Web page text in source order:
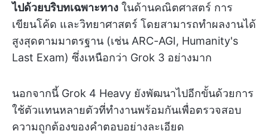
ไปด้วยบริบทเฉพาะทาง ในด้านคณิตศาสตร์ การ
เขียนโค้ด และวิทยาศาสตร์ โดยสามารถทำผลงานได้
สูงสุดตามมาตรฐาน (เช่น ARC-AGI, Humanity's
Last Exam) ซึ่งเหนือกว่า Grok 3 อย่างมาก
นอกจากนี้ Grok 4 Heavy ยังพัฒนาไปอีกขั้นด้วยการ
ใช้ตัวแทนหลายตัวที่ทำงานพร้อมกันเพื่อตรวจสอบ
ความถูกต้องของคำตอบอย่างละเอียด